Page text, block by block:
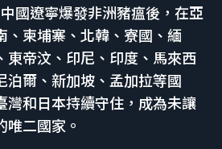
國遼寧爆發非洲豬瘟後，在亞
、柬埔寨、北韓、寮國、緬
東帝汶、印尼、印度、馬來西
泊爾、新加坡、孟加拉等國
灣和日本持續守住，成為未讓
唯二國家。